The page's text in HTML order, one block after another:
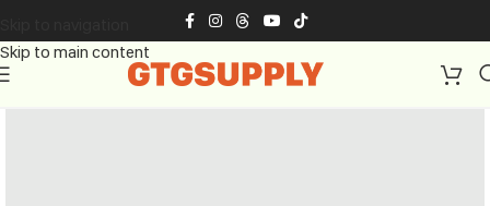
Skip to main content